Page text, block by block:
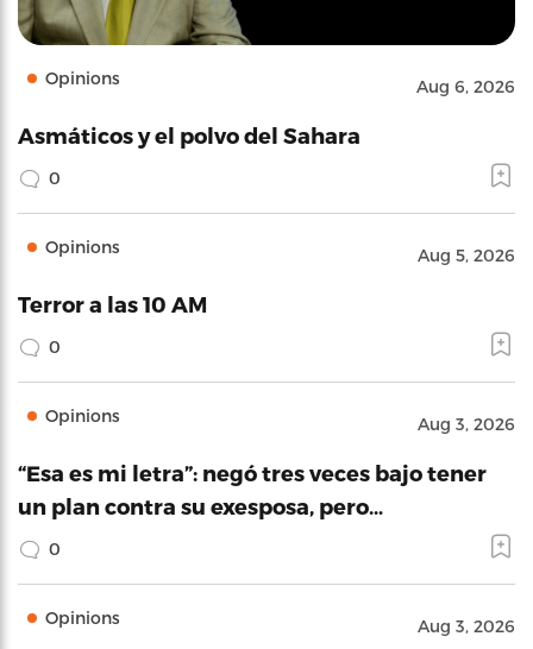
Opinions Aug 6, 2026
Asmáticos y el polvo del Sahara
0
Opinions Aug 5, 2026
Terror a las 10 AM
0
Opinions Aug 3, 2026
“Esa es mi letra”: negó tres veces bajo tener
un plan contra su exesposa, pero…
0
Opinions Aug 3, 2026